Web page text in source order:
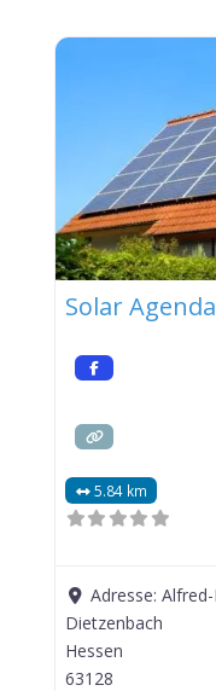
Solar Agenda
5.84 km
Adresse:
Dietzenbach
Hessen
63128